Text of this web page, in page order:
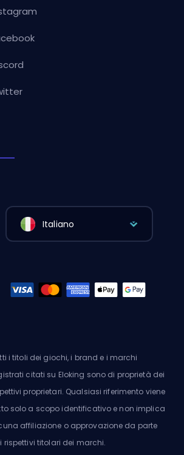
Italiano
i titoli dei giochi, i brand e i marchi
citati su Eloking sono di proprietà dei
proprietari. Qualsiasi riferimento viene
solo a scopo identificativo e non implica
affiliazione o approvazione da parte
rispettivi titolari dei marchi.